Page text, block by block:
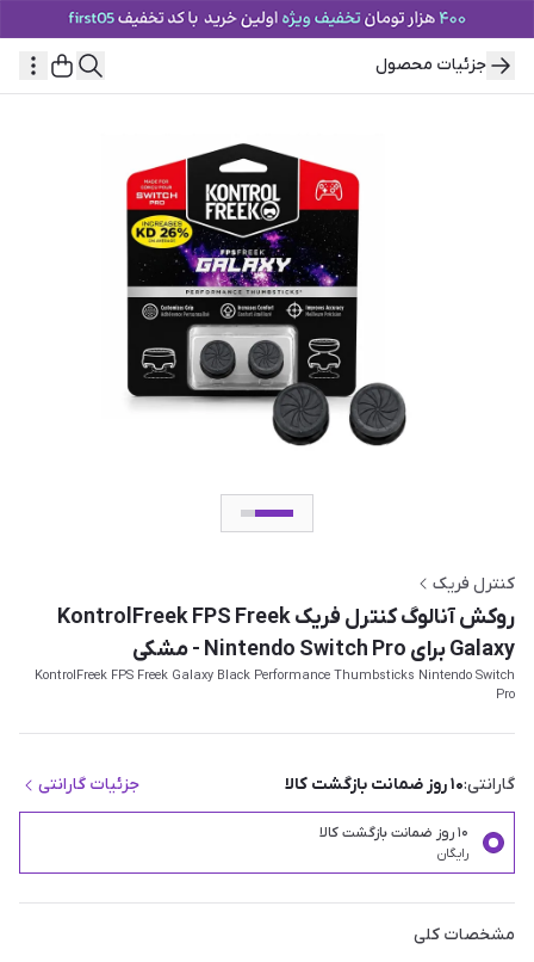
جزئیات محصول
کنترل فریک
روکش آنالوگ کنترل فریک KontrolFreek FPS Freek
Galaxy برای Nintendo Switch Pro - مشکی
KontrolFreek FPS Freek Galaxy Black Performance Thumbsticks Nintendo Switch
Pro
گارانتی:۱۰ روز ضمانت بازگشت کالا جزئیات گارانتی
۱۰ روز ضمانت بازگشت کالا
رایگان
مشخصات کلی